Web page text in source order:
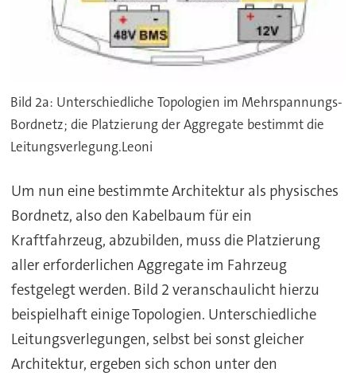
Bild 2a: Unterschiedliche Topologien im Mehrspannungs-
Bordnetz; die Platzierung der Aggregate bestimmt die
Leitungsverlegung.Leoni
Um nun eine bestimmte Architektur als physisches
Bordnetz, also den Kabelbaum für ein
Kraftfahrzeug, abzubilden, muss die Platzierung
aller erforderlichen Aggregate im Fahrzeug
festgelegt werden. Bild 2 veranschaulicht hierzu
beispielhaft einige Topologien. Unterschiedliche
Leitungsverlegungen, selbst bei sonst gleicher
Architektur, ergeben sich schon unter den